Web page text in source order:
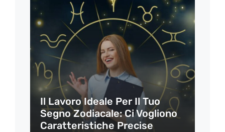
Il Lavoro Ideale Per Il Tuo
Segno Zodiacale: Ci Vogliono
Caratteristiche Precise